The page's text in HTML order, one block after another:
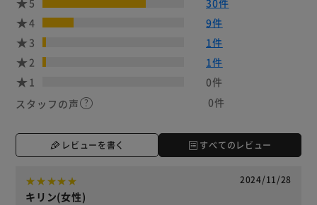
4
9件
3
1件
2
1件
1
0件
スタッフの声
0件
レビューを書く すべてのレビュー
2024/11/28
キリン(女性)